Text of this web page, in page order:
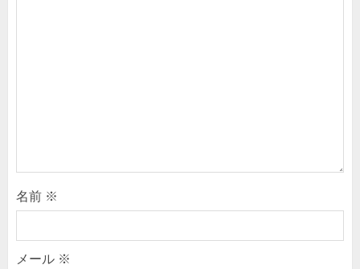
名前 ※
メール ※